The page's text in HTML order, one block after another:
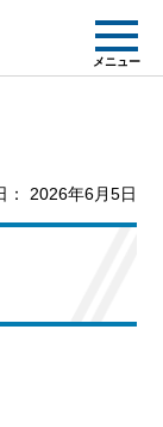
メニュー
： 2026年6月5日